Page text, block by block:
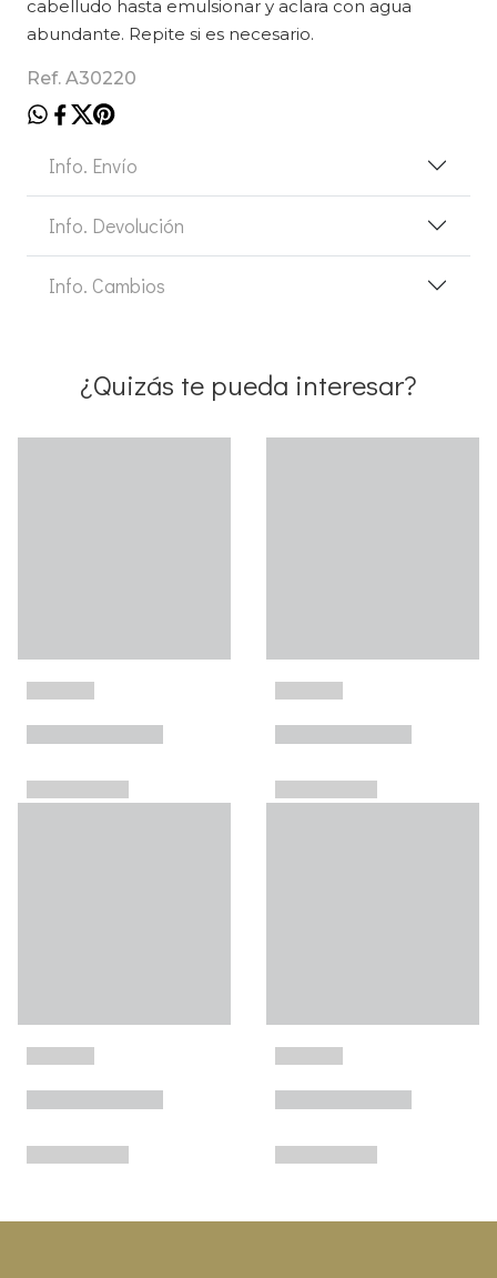
cabelludo hasta emulsionar y aclara con agua
abundante. Repite si es necesario.
Ref. A30220
Info. Envío
Info. Devolución
Info. Cambios
¿Quizás te pueda interesar?